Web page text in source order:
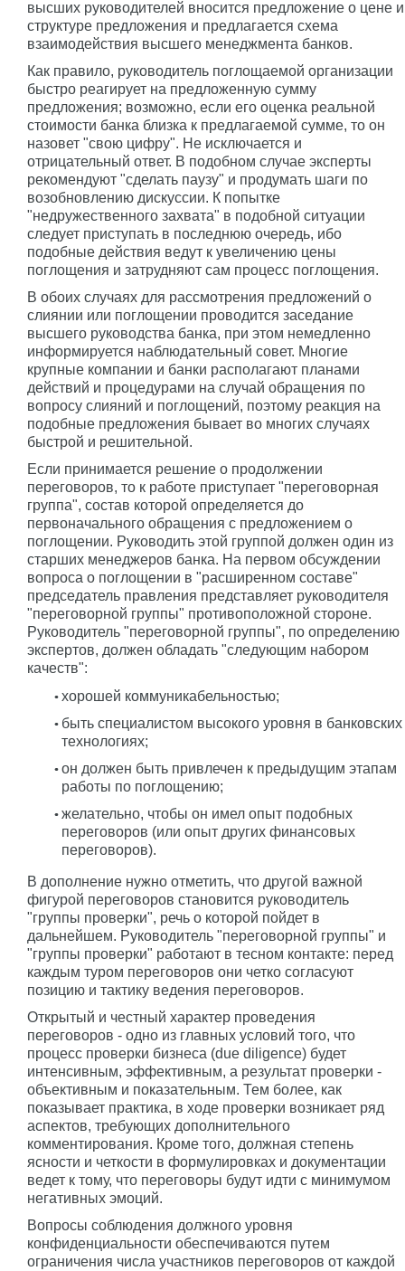
высших руководителей вносится предложение о цене и
структуре предложения и предлагается схема
взаимодействия высшего менеджмента банков.
Как правило, руководитель поглощаемой организации
быстро реагирует на предложенную сумму
предложения; возможно, если его оценка реальной
стоимости банка близка к предлагаемой сумме, то он
назовет "свою цифру". Не исключается и
отрицательный ответ. В подобном случае эксперты
рекомендуют "сделать паузу" и продумать шаги по
возобновлению дискуссии. К попытке
"недружественного захвата" в подобной ситуации
следует приступать в последнюю очередь, ибо
подобные действия ведут к увеличению цены
поглощения и затрудняют сам процесс поглощения.
В обоих случаях для рассмотрения предложений о
слиянии или поглощении проводится заседание
высшего руководства банка, при этом немедленно
информируется наблюдательный совет. Многие
крупные компании и банки располагают планами
действий и процедурами на случай обращения по
вопросу слияний и поглощений, поэтому реакция на
подобные предложения бывает во многих случаях
быстрой и решительной.
Если принимается решение о продолжении
переговоров, то к работе приступает "переговорная
группа", состав которой определяется до
первоначального обращения с предложением о
поглощении. Руководить этой группой должен один из
старших менеджеров банка. На первом обсуждении
вопроса о поглощении в "расширенном составе"
председатель правления представляет руководителя
"переговорной группы" противоположной стороне.
Руководитель "переговорной группы", по определению
экспертов, должен обладать "следующим набором
качеств":
хорошей коммуникабельностью;
быть специалистом высокого уровня в банковских
технологиях;
он должен быть привлечен к предыдущим этапам
работы по поглощению;
желательно, чтобы он имел опыт подобных
переговоров (или опыт других финансовых
переговоров).
В дополнение нужно отметить, что другой важной
фигурой переговоров становится руководитель
"группы проверки", речь о которой пойдет в
дальнейшем. Руководитель "переговорной группы" и
"группы проверки" работают в тесном контакте: перед
каждым туром переговоров они четко согласуют
позицию и тактику ведения переговоров.
Открытый и честный характер проведения
переговоров - одно из главных условий того, что
процесс проверки бизнеса (due diligence) будет
интенсивным, эффективным, а результат проверки -
объективным и показательным. Тем более, как
показывает практика, в ходе проверки возникает ряд
аспектов, требующих дополнительного
комментирования. Кроме того, должная степень
ясности и четкости в формулировках и документации
ведет к тому, что переговоры будут идти с минимумом
негативных эмоций.
Вопросы соблюдения должного уровня
конфиденциальности обеспечиваются путем
ограничения числа участников переговоров от каждой